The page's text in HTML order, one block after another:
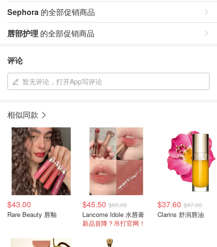
Sephora 的全部促销商品
唇部护理 的全部促销商品
评论
暂无评论，打开App写评论
相似同款
$43.00
Rare Beauty 唇釉
$45.50 $65.00
Lancome Idole 水唇膏
新品首降？吊打官网！
$37.60 $47.00
Clarins 舒润唇油